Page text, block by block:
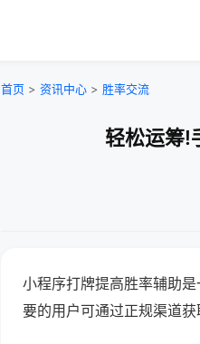
首页 > 资讯中心 > 胜率交流
轻松运筹!
小程序打牌提高胜率辅助
要的用户可通过正规渠道获